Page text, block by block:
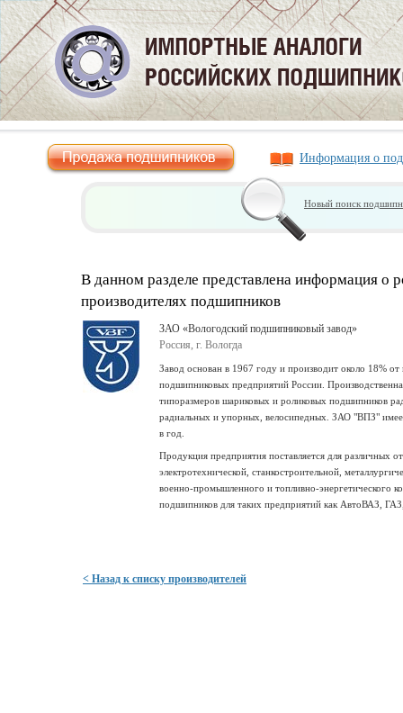
Информация о
Новый поиск
В данном разделе представлена информация о
производителях подшипников
ЗАО «Вологодский подшипниковый завод»
Россия, г. Вологда
Завод основан в 1967 году и производит около 18%
подшипниковых предприятий России.
типоразмеров шариковых и роликовых подшипников
радиальных и упорных, велосипедных. ЗАО "ВПЗ"
в год.
Продукция предприятия поставляется для различных
электротехнической, станкостроительной,
военно-промышленного и топливно-энергетического
подшипников для таких предприятий как АвтоВАЗ,
< Назад к списку производителей